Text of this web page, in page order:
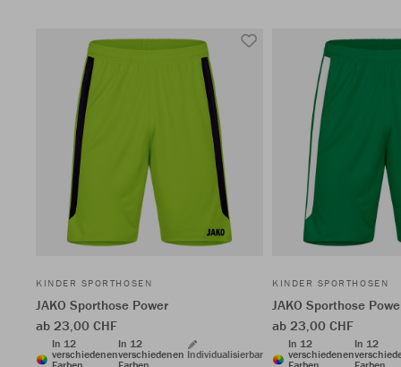
KINDER SPORTHOSEN
JAKO Sporthose Power
ab 23,00 CHF
In 12
verschiedenen
In 12
verschiedenen Individualisierbar
KINDER SPORTHOSEN
JAKO Sporthose
ab 23,00 CHF
In 12
verschiedenen
In 12